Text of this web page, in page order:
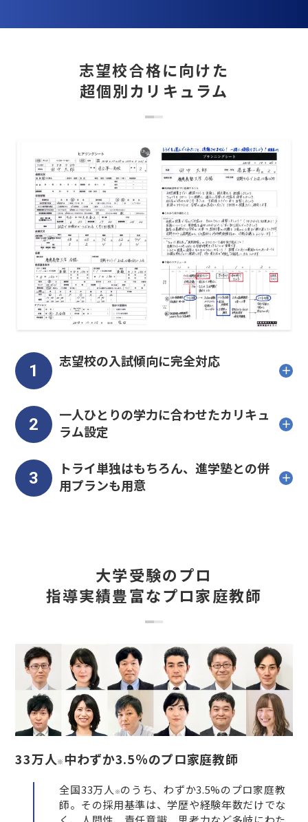
志望校合格に向けた
超個別カリキュラム
1
志望校の入試傾向に完全対応
2
一人ひとりの学力に合わせたカリキュ
ラム設定
3
トライ単独はもちろん、進学塾との併
用プランも用意
大学受験のプロ
指導実績豊富なプロ家庭教師
33万人※ 中わずか3.5％のプロ家庭教師
全国33万人 ※のうち、わずか3.5%のプロ家庭教
師。その採用基準は、学歴や経験年数だけでな